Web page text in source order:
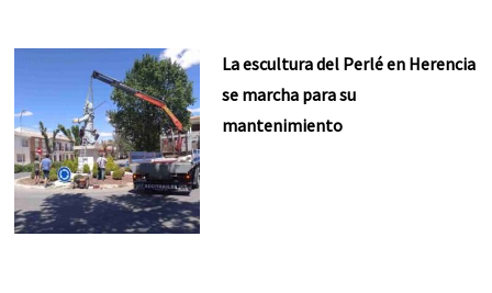
La escultura del Perlé en Herencia
se marcha para su
mantenimiento